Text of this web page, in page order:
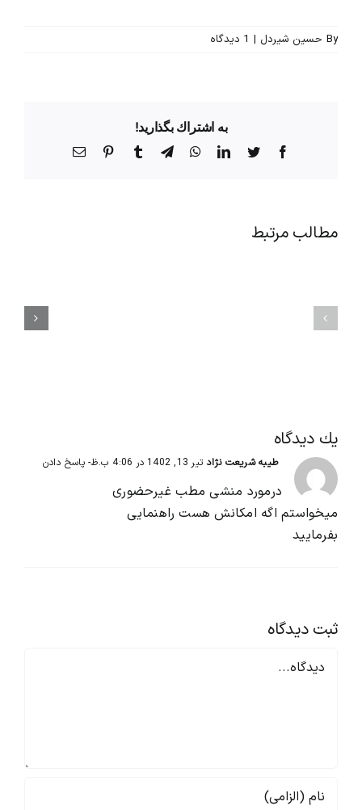
By حسین شیردل | 1 ديدگاه
به اشتراك بگذاريد!
Facebook
Twitter
LinkedIn
WhatsApp
Telegram
Tumblr
Pinterestپست
مطالب مرتبط
يك ديدگاه
طیبه شریعت نژاد تیر 13, 1402 در 4:06 ب.ظ - پاسخ دادن
درمورد منشی مطب غیرحضوری
میخواستم اگه امکانش هست راهنمایی
بفرمایید
ثبت ديدگاه
Comment